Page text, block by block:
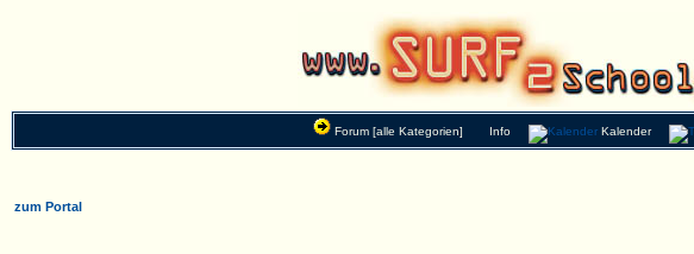
Forum [alle Kategorien] Info Kalender
zum Portal